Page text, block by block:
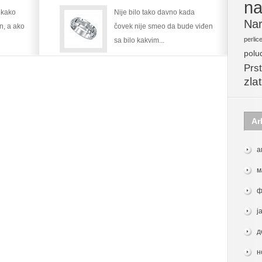
a ako
muškoj
ruci
Nije bilo tako davno kada
čovek nije smeo da bude viđen
sa bilo kakvim...
perlice